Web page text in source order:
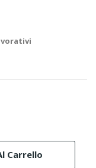
Carrello